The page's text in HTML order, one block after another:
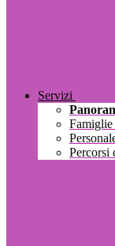
Servizi
Famiglie
Percorsi